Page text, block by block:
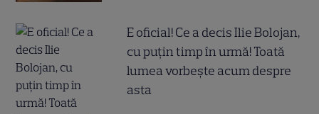
E oficial! Ce a decis Ilie Bolojan,
cu puțin timp în urmă! Toată
lumea vorbește acum despre
asta